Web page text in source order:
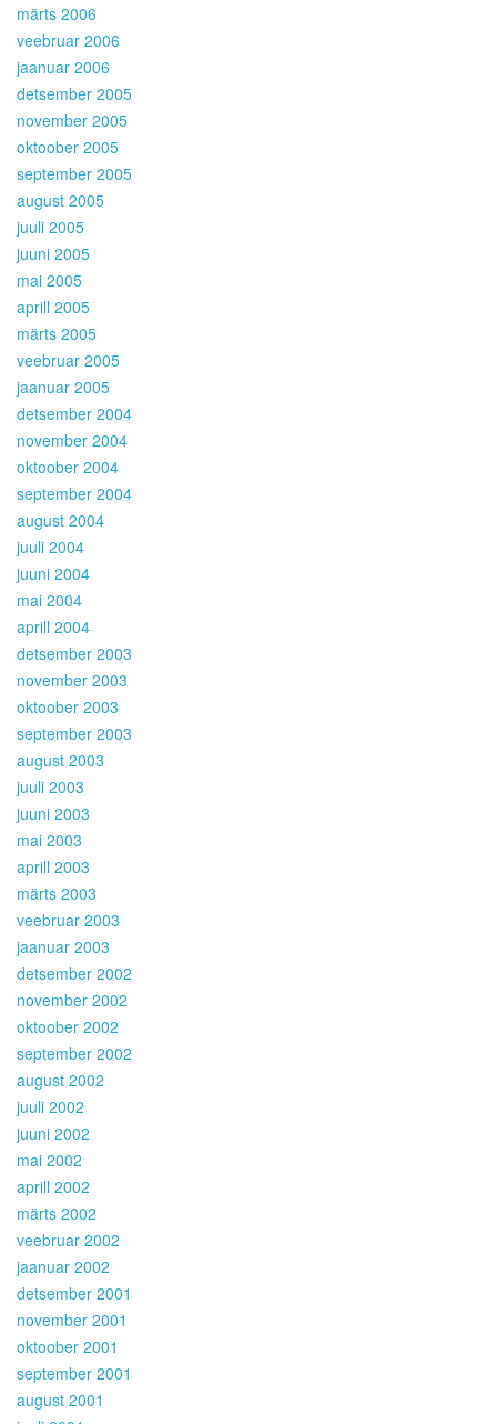
märts 2006
veebruar 2006
jaanuar 2006
detsember 2005
november 2005
oktoober 2005
september 2005
august 2005
juuli 2005
juuni 2005
mai 2005
aprill 2005
märts 2005
veebruar 2005
jaanuar 2005
detsember 2004
november 2004
oktoober 2004
september 2004
august 2004
juuli 2004
juuni 2004
mai 2004
aprill 2004
detsember 2003
november 2003
oktoober 2003
september 2003
august 2003
juuli 2003
juuni 2003
mai 2003
aprill 2003
märts 2003
veebruar 2003
jaanuar 2003
detsember 2002
november 2002
oktoober 2002
september 2002
august 2002
juuli 2002
juuni 2002
mai 2002
aprill 2002
märts 2002
veebruar 2002
jaanuar 2002
detsember 2001
november 2001
oktoober 2001
september 2001
august 2001